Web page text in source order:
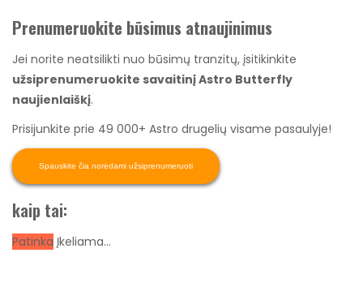
Prenumeruokite būsimus atnaujinimus
Jei norite neatsilikti nuo būsimų tranzitų, įsitikinkite
užsiprenumeruokite savaitinį Astro Butterfly
naujienlaiškį.
Prisijunkite prie 49 000+ Astro drugelių visame pasaulyje!
Spauskite čia norėdami užsiprenumeruoti
kaip tai:
Patinka Įkeliama…